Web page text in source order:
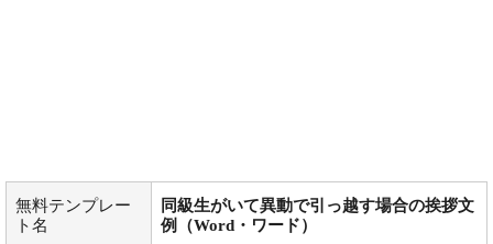
無料テンプレー
ト名
同級生がいて異動で引っ越す場合の挨拶文
例（Word・ワード）